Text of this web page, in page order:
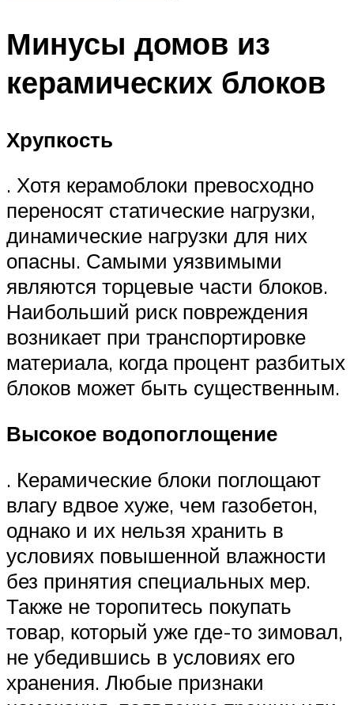
Минусы домов из
керамических блоков
Хрупкость
. Хотя керамоблоки превосходно
переносят статические нагрузки,
динамические нагрузки для них
опасны. Самыми уязвимыми
являются торцевые части блоков.
Наибольший риск повреждения
возникает при транспортировке
материала, когда процент разбитых
блоков может быть существенным.
Высокое водопоглощение
. Керамические блоки поглощают
влагу вдвое хуже, чем газобетон,
однако и их нельзя хранить в
условиях повышенной влажности
без принятия специальных мер.
Также не торопитесь покупать
товар, который уже где-то зимовал,
не убедившись в условиях его
хранения. Любые признаки